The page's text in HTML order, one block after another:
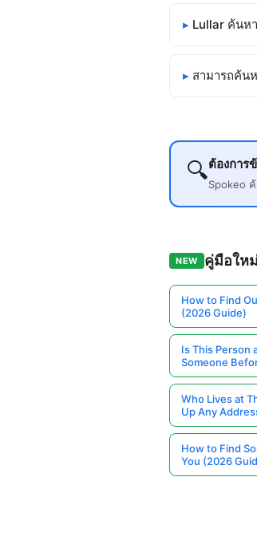
Lullar ค้นห
สามารถค้น
🔍ต้องการ
Spokeo
NEW คู่มือให
How to Find
(2026 Guide)
Is This Person
Someone
Who Lives at
Up Any
How to Find
You (2026